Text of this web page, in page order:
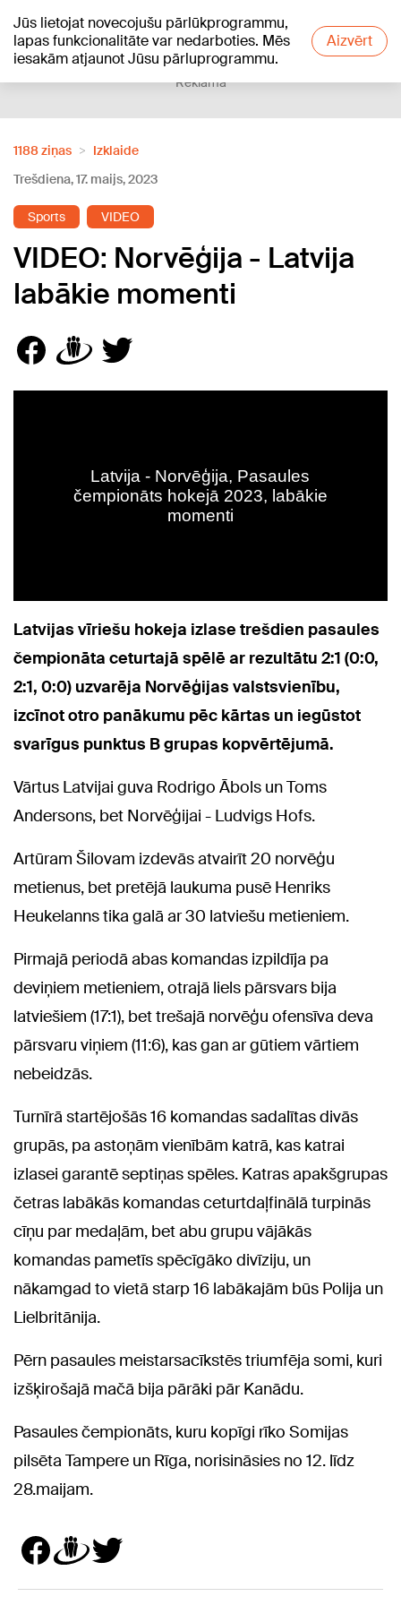
Jūs lietojat novecojušu pārlūkprogrammu,
lapas funkcionalitāte var nedarboties. Mēs
iesakām atjaunot Jūsu pārluprogrammu.
Aizvērt
+26°C
Reklāma
1188 ziņas
Izklaide
Trešdiena, 17. maijs, 2023
Sports VIDEO
VIDEO: Norvēģija - Latvija
labākie momenti
Latvijas vīriešu hokeja izlase trešdien pasaules
čempionāta ceturtajā spēlē ar rezultātu 2:1 (0:0,
2:1, 0:0) uzvarēja Norvēģijas valstsvienību,
izcīnot otro panākumu pēc kārtas un iegūstot
svarīgus punktus B grupas kopvērtējumā.
Vārtus Latvijai guva Rodrigo Ābols un Toms
Andersons, bet Norvēģijai - Ludvigs Hofs.
Artūram Šilovam izdevās atvairīt 20 norvēģu
metienus, bet pretējā laukuma pusē Henriks
Heukelanns tika galā ar 30 latviešu metieniem.
Pirmajā periodā abas komandas izpildīja pa
deviņiem metieniem, otrajā liels pārsvars bija
latviešiem (17:1), bet trešajā norvēģu ofensīva deva
pārsvaru viņiem (11:6), kas gan ar gūtiem vārtiem
nebeidzās.
Turnīrā startējošās 16 komandas sadalītas divās
grupās, pa astoņām vienībām katrā, kas katrai
izlasei garantē septiņas spēles. Katras apakšgrupas
četras labākās komandas ceturtdaļfinālā turpinās
cīņu par medaļām, bet abu grupu vājākās
komandas pametīs spēcīgāko divīziju, un
nākamgad to vietā starp 16 labākajām būs Polija un
Lielbritānija.
Pērn pasaules meistarsacīkstēs triumfēja somi, kuri
izšķirošajā mačā bija pārāki pār Kanādu.
Pasaules čempionāts, kuru kopīgi rīko Somijas
pilsēta Tampere un Rīga, norisināsies no 12. līdz
28.maijam.